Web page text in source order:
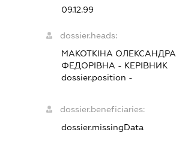
09.12.99
dossier.heads:
МАКОТКІНА ОЛЕКСАНДРА
ФЕДОРІВНА - КЕРІВНИК
dossier.position -
dossier.beneficiaries:
dossier.missingData